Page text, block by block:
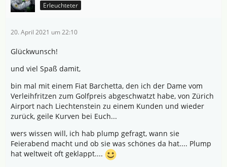
Erleuchteter
20. April 2021 um 22:10
Glückwunsch!
und viel Spaß damit,
bin mal mit einem Fiat Barchetta, den ich der Dame vom
Verleihfritzen zum Golfpreis abgeschwatzt habe, von Zürich
Airport nach Liechtenstein zu einem Kunden und wieder
zurück, geile Kurven bei Euch...
wers wissen will, ich hab plump gefragt, wann sie
Feierabend macht und ob sie was schönes da hat.... Plump
hat weltweit oft geklappt....